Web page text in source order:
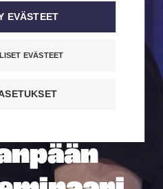
EVÄSTEET
EVÄSTEET